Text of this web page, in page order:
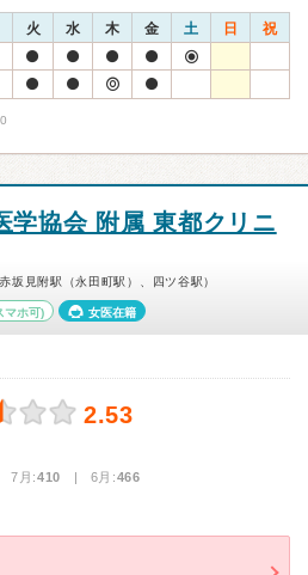
火 水 木 金 土 日 祝
学協会 附属 東都クリニ
坂見附駅（永田町駅）、四ツ谷駅）
マホ可) 女医在籍
2.53
7月:410 | 6月:466